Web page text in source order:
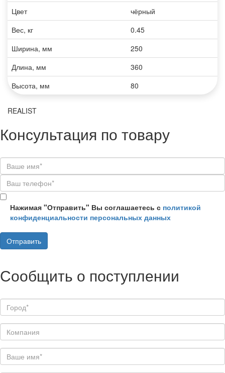
Цвет
чёрный
Вес, кг
0.45
Ширина, мм
250
Длина, мм
360
Высота, мм
80
REALIST
Консультация по товару
Нажимая "Отправить" Вы соглашаетесь с политикой
конфиденциальности персональных данных
Сообщить о поступлении